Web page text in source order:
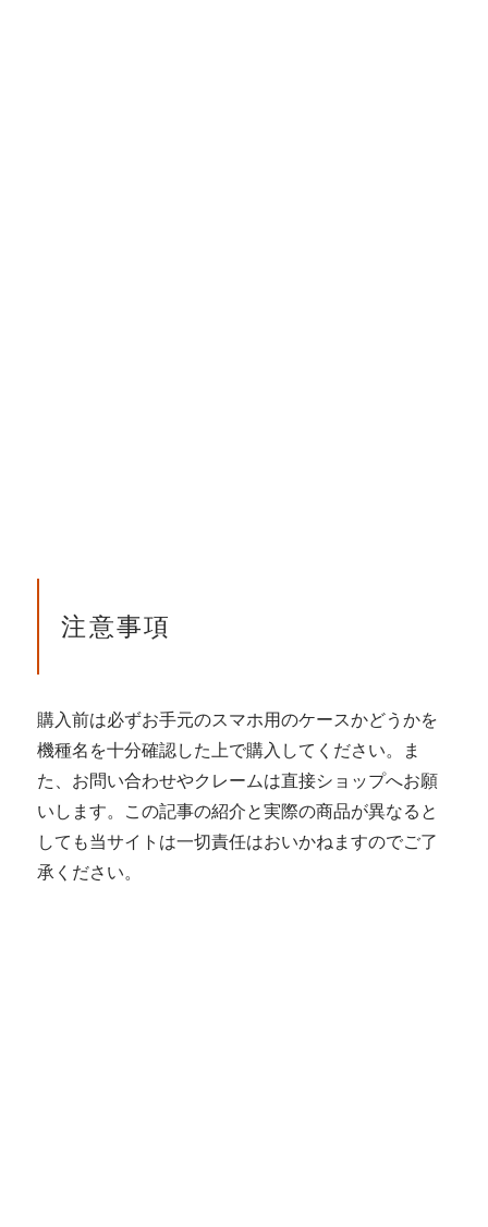
注意事項
購入前は必ずお手元のスマホ用のケースかどうかを
機種名を十分確認した上で購入してください。ま
た、お問い合わせやクレームは直接ショップへお願
いします。この記事の紹介と実際の商品が異なると
しても当サイトは一切責任はおいかねますのでご了
承ください。